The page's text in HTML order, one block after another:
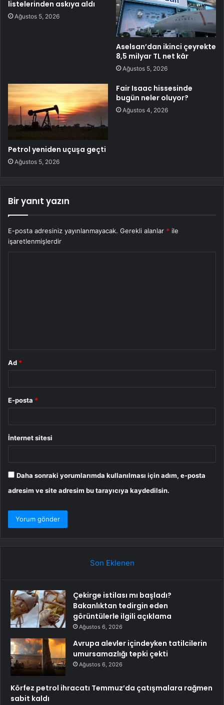
listelerinden askıya aldı
Ağustos 5, 2026
Aselsan’dan ikinci çeyrekte
8,5 milyar TL net kâr
Ağustos 5, 2026
Petrol yeniden uçuşa geçti
Ağustos 5, 2026
Fair Isaac hissesinde
bugün neler oluyor?
Ağustos 4, 2026
Bir yanıt yazın
E-posta adresiniz yayınlanmayacak. Gerekli alanlar * ile
işaretlenmişlerdir
Ad *
E-posta *
İnternet sitesi
Daha sonraki yorumlarımda kullanılması için adım, e-posta
adresim ve site adresim bu tarayıcıya kaydedilsin.
Son Eklenen
Çekirge istilası mı başladı?
Bakanlıktan tedirgin eden
görüntülerle ilgili açıklama
Ağustos 6, 2026
Avrupa alevler içindeyken tatilcilerin
umursamazlığı tepki çekti
Ağustos 6, 2026
Körfez petrol ihracatı Temmuz’da çatışmalara rağmen
sabit kaldı